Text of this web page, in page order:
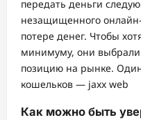
передать деньги
незащищенного
потере денег. Чтобы
минимуму, они выбрали
позицию на рынке.
кошельков — jaxx web
Как можно быть